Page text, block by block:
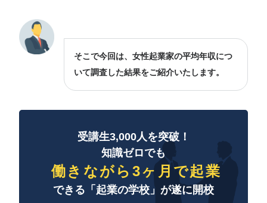
そこで今回は、女性起業家の平均年収につ
いて調査した結果をご紹介いたします。
受講生3,000人を突破！
知識ゼロでも
働きながら3ヶ月で起業
できる「起業の学校」が遂に開校